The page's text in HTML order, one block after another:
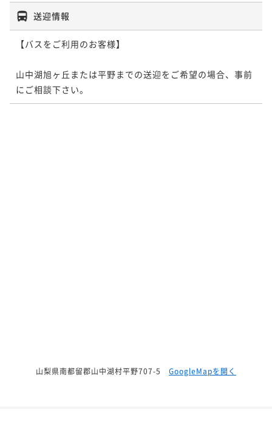
送迎情報
【バスをご利用のお客様】
山中湖旭ヶ丘または平野までの送迎をご希望の場合、事前
にご相談下さい。
山梨県南都留郡山中湖村平野707-5 GoogleMapを開く